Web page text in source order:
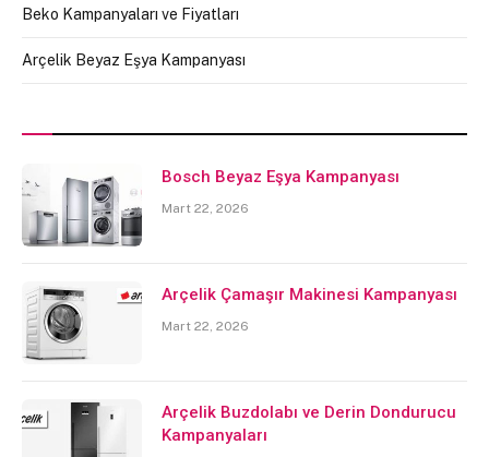
Beko Kampanyaları ve Fiyatları
Arçelik Beyaz Eşya Kampanyası
Bosch Beyaz Eşya Kampanyası
Mart 22, 2026
Arçelik Çamaşır Makinesi Kampanyası
Mart 22, 2026
Arçelik Buzdolabı ve Derin Dondurucu
Kampanyaları